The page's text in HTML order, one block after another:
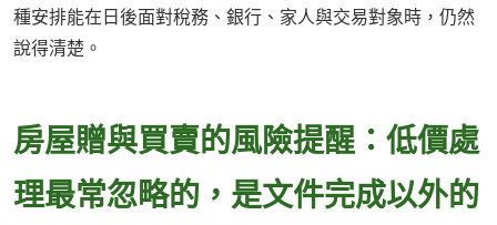
種安排能在日後面對稅務、銀行、家人與交易對象時，仍然
說得清楚。
房屋贈與買賣的風險提醒：低價處
理最常忽略的，是文件完成以外的